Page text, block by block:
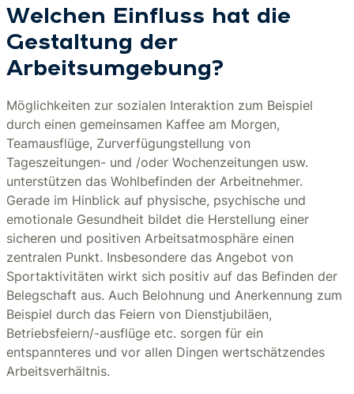
Welchen Einfluss hat die
Gestaltung der
Arbeitsumgebung?
Möglichkeiten zur sozialen Interaktion zum Beispiel
durch einen gemeinsamen Kaffee am Morgen,
Teamausflüge, Zurverfügungstellung von
Tageszeitungen- und /oder Wochenzeitungen usw.
unterstützen das Wohlbefinden der Arbeitnehmer.
Gerade im Hinblick auf physische, psychische und
emotionale Gesundheit bildet die Herstellung einer
sicheren und positiven Arbeitsatmosphäre einen
zentralen Punkt. Insbesondere das Angebot von
Sportaktivitäten wirkt sich positiv auf das Befinden der
Belegschaft aus. Auch Belohnung und Anerkennung zum
Beispiel durch das Feiern von Dienstjubiläen,
Betriebsfeiern/-ausflüge etc. sorgen für ein
entspannteres und vor allen Dingen wertschätzendes
Arbeitsverhältnis.